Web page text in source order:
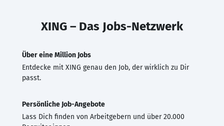
XING – Das Jobs-Netzwerk
Über eine Million Jobs
Entdecke mit XING genau den Job, der wirklich zu Dir
passt.
Persönliche Job-Angebote
Lass Dich finden von Arbeitgebern und über 20.000